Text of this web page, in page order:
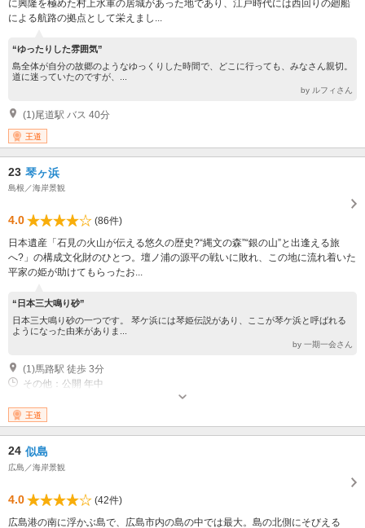
に興隆を極めた村上水軍の居城があった地であり、江戸時代には西回りの廻船
による航路の拠点として栄えまし...
“ゆったりした雰囲気”
島全体が自分の故郷のようなゆっくりした時間で、どこに行っても、みなさん親切。
道に迷っていたのですが、...
by ルフィさん
(1)尾道駅 バス 40分
王道
23 琴ヶ浜
島根／海岸景観
4.0
(86件)
日本遺産「石見の火山が伝える悠久の歴史?“縄文の森”“銀の山”と出逢える旅
へ?」の構成文化財のひとつ。壇ノ浦の源平の戦いに敗れ、この地に流れ着いた
平家の姫が助けてもらったお...
“日本三大鳴り砂”
日本三大鳴り砂の一つです。 琴ケ浜には琴姫伝説があり、ここが琴ケ浜と呼ばれる
ようになった由来がありま...
by 一期一会さん
(1)馬路駅 徒歩 3分
その他：公開 年中
王道
24 似島
広島／海岸景観
4.0
(42件)
広島港の南に浮かぶ島で、広島市内の島の中では最大。島の北側にそびえる